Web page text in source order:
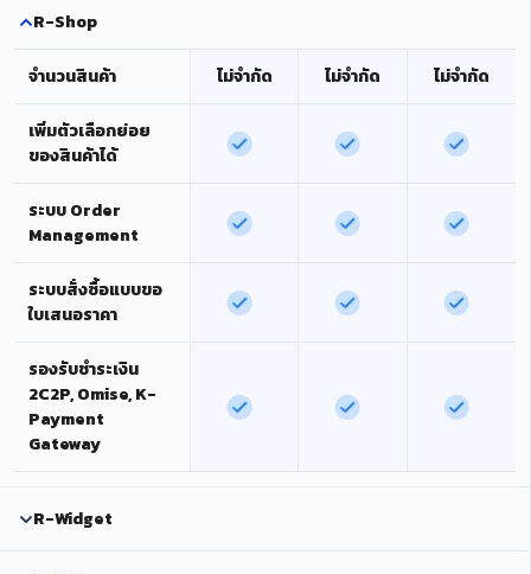
R-Shop
จำนวนสินค้า ไม่จำกัด ไม่จำกัด ไม่จำกัด
เพิ่มตัวเลือกย่อย
ของสินค้าได้
ระบบ Order
Management
ระบบสั่งซื้อแบบขอ
ใบเสนอราคา
รองรับชำระเงิน
2C2P, Omise, K-
Payment
Gateway
R-Widget